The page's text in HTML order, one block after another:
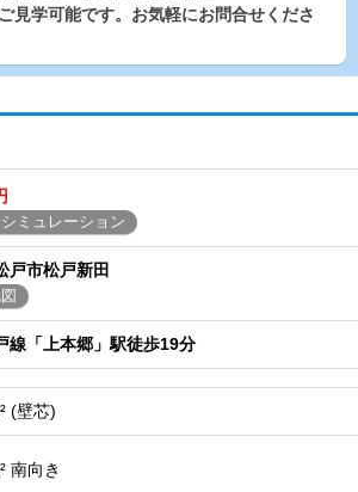
見学可能です。お気軽にお問合せくださ
ミュレーション
戸市松戸新田
線「上本郷」駅徒歩19分
(壁芯)
南向き